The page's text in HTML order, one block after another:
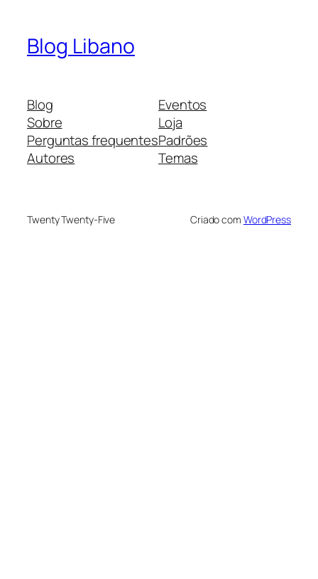
Blog Libano
Blog
Sobre
Perguntas frequentes
Autores
Eventos
Loja
Padrões
Temas
Twenty Twenty-Five Criado com WordPress